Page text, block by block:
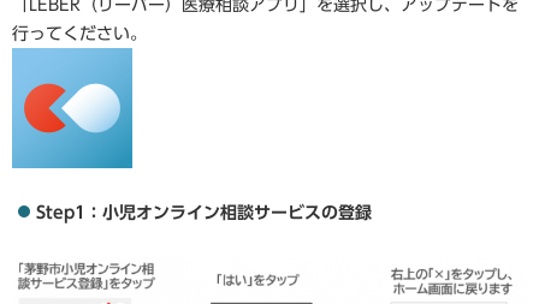
「LEBER（リーバー）医療相談アプリ」を選択し、アップデートを
行ってください。
Step1：小児オンライン相談サービスの登録